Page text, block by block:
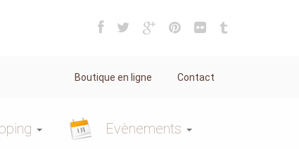
Boutique en ligne Contact
Evènements